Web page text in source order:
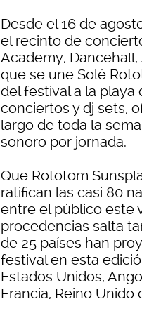
Desde el 16 de
el recinto de
Academy, Dancehall,
que se une Solé
del festival a la playa
conciertos y dj sets,
largo de toda la
sonoro por jornada.
Que Rototom
ratifican las casi 80
entre el público este
procedencias salta
de 25 países han
festival en esta
Estados Unidos,
Francia, Reino Unido